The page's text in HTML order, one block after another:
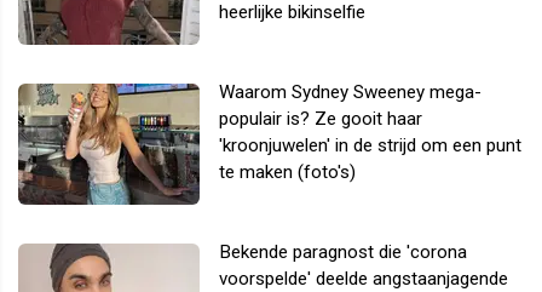
heerlijke bikinselfie
Waarom Sydney Sweeney mega-
populair is? Ze gooit haar
'kroonjuwelen' in de strijd om een punt
te maken (foto's)
Bekende paragnost die 'corona
voorspelde' deelde angstaanjagende